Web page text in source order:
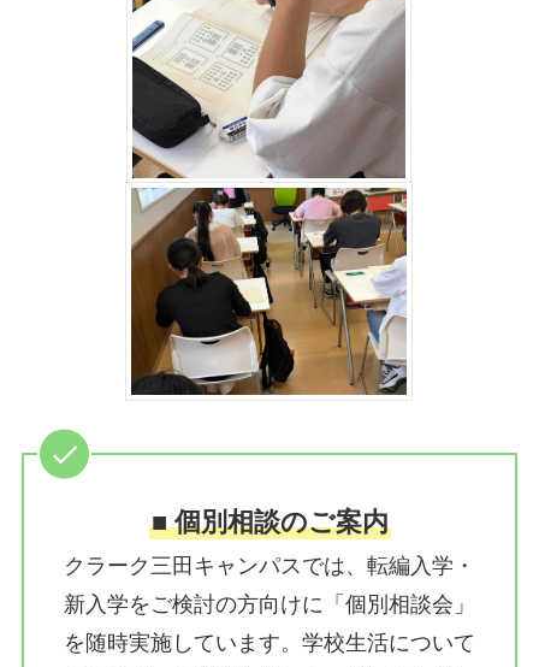
■ 個別相談のご案内
クラーク三田キャンパスでは、転編入学・
新入学をご検討の方向けに「個別相談会」
を随時実施しています。学校生活について